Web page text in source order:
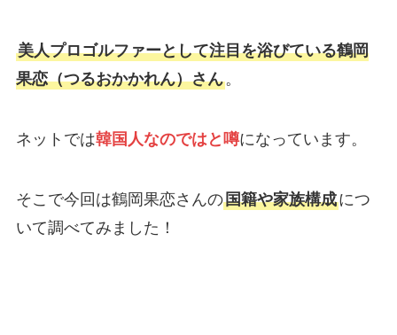
美人プロゴルファーとして注目を浴びている鶴岡
果恋（つるおかかれん）さん。
ネットでは韓国人なのではと噂になっています。
そこで今回は鶴岡果恋さんの国籍や家族構成につ
いて調べてみました！